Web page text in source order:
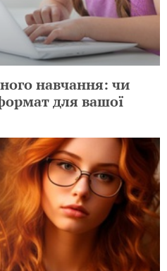
навчання: чи
для вашої